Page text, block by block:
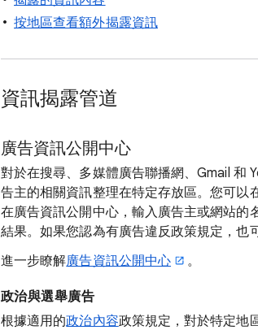
按地區查看額外揭露資訊
資訊揭露管道
廣告資訊公開中心
對於在搜尋、多媒體廣告聯播網、Gmail 和
告主的相關資訊整理在特定存放區。您可以
在廣告資訊公開中心，輸入廣告主或網站
結果。如果您認為有廣告違反政策規定，也
進一步瞭解廣告資訊公開中心 。
政治與選舉廣告
根據適用的政治內容政策規定，對於特定地